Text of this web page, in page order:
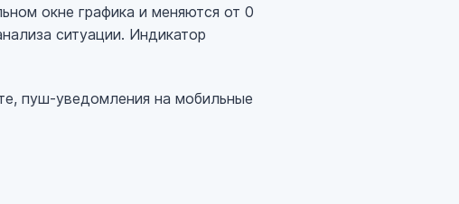
окне графика и меняются от 0
ситуации. Индикатор
пуш-уведомления на мобильные